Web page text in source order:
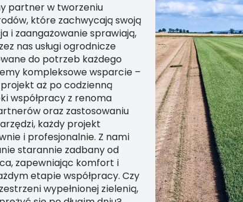
partner w tworzeniu
które zachwycają swoją
i zaangażowanie sprawiają,
nas usługi ogrodnicze
do potrzeb każdego
kompleksowe wsparcie –
aż po codzienną
współpracy z renoma
oraz zastosowaniu
każdy projekt
i profesjonalnie. Z nami
starannie zadbany od
zapewniając komfort i
etapie współpracy. Czy
wypełnionej zielenią,